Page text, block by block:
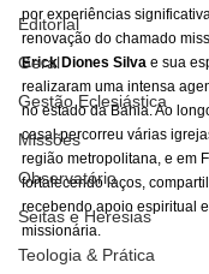
Editorial
Geral
Gestão Eclesiástica
Missões
Observatório
Seitas e Heresias
Teologia & Prática
por experiências
renovação do chamado
Erick Diones Silva e sua
realizaram uma intensa
no estado da Bahia. Ao
casal percorreu várias
região metropolitana, e em
fortalecendo laços,
recebendo apoio espiritual
missionária.